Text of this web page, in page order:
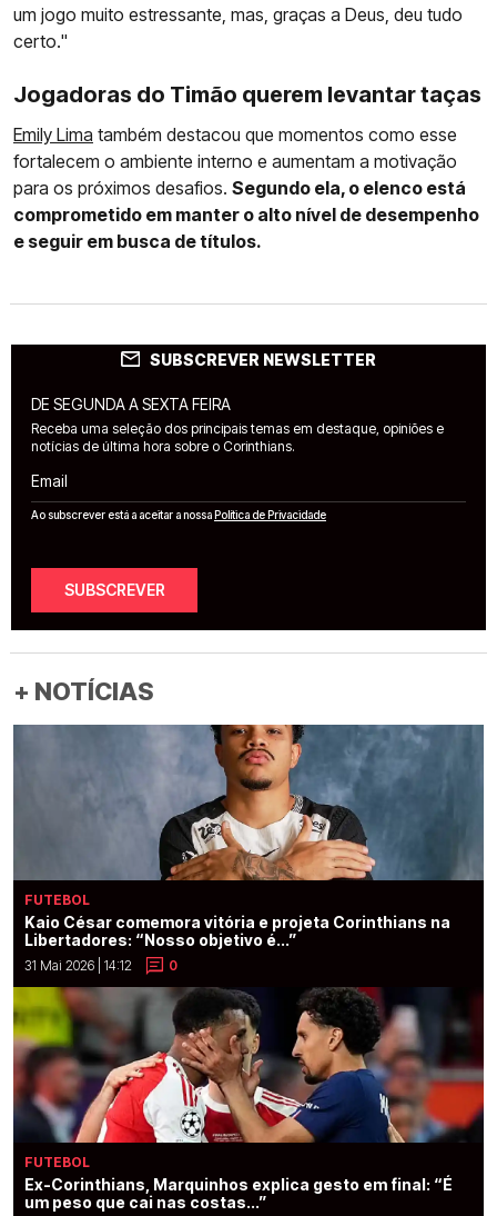
um jogo muito estressante, mas, graças a Deus, deu tudo
certo."
Jogadoras do Timão querem levantar taças
Emily Lima também destacou que momentos como esse
fortalecem o ambiente interno e aumentam a motivação
para os próximos desafios. Segundo ela, o elenco está
comprometido em manter o alto nível de desempenho
e seguir em busca de títulos.
SUBSCREVER NEWSLETTER
DE SEGUNDA A SEXTA FEIRA
Receba uma seleção dos principais temas em destaque, opiniões e
notícias de última hora sobre o Corinthians.
Email
Ao subscrever está a aceitar a nossaPolítica de Privacidade
SUBSCREVER
+ NOTÍCIAS
FUTEBOL
Kaio César comemora vitória e projeta Corinthians na
Libertadores: “Nosso objetivo é...”
31 Mai 2026 | 14:12 0
FUTEBOL
Ex-Corinthians, Marquinhos explica gesto em final: “É
um peso que cai nas costas...”